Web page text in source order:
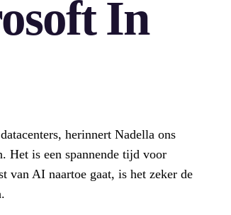
In
herinnert Nadella ons
Het is een spannende tijd voor
van AI naartoe gaat, is het zeker de